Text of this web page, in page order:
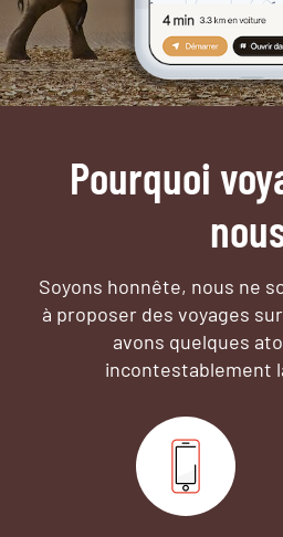
Pourquoi
Soyons honnête, nous ne
à proposer des voyages
avons quelques
incontestablement